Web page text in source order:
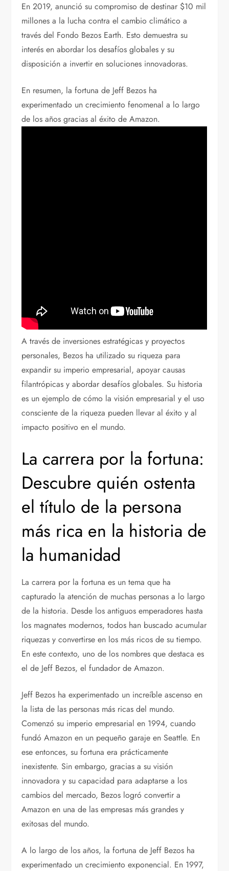
En 2019, anunció su compromiso de destinar $10 mil
millones a la lucha contra el cambio climático a
través del Fondo Bezos Earth. Esto demuestra su
interés en abordar los desafíos globales y su
disposición a invertir en soluciones innovadoras.
En resumen, la fortuna de Jeff Bezos ha
experimentado un crecimiento fenomenal a lo largo
de los años gracias al éxito de Amazon.
A través de inversiones estratégicas y proyectos
personales, Bezos ha utilizado su riqueza para
expandir su imperio empresarial, apoyar causas
filantrópicas y abordar desafíos globales. Su historia
es un ejemplo de cómo la visión empresarial y el uso
consciente de la riqueza pueden llevar al éxito y al
impacto positivo en el mundo.
La carrera por la fortuna:
Descubre quién ostenta
el título de la persona
más rica en la historia de
la humanidad
La carrera por la fortuna es un tema que ha
capturado la atención de muchas personas a lo largo
de la historia. Desde los antiguos emperadores hasta
los magnates modernos, todos han buscado acumular
riquezas y convertirse en los más ricos de su tiempo.
En este contexto, uno de los nombres que destaca es
el de Jeff Bezos, el fundador de Amazon.
Jeff Bezos ha experimentado un increíble ascenso en
la lista de las personas más ricas del mundo.
Comenzó su imperio empresarial en 1994, cuando
fundó Amazon en un pequeño garaje en Seattle. En
ese entonces, su fortuna era prácticamente
inexistente. Sin embargo, gracias a su visión
innovadora y su capacidad para adaptarse a los
cambios del mercado, Bezos logró convertir a
Amazon en una de las empresas más grandes y
exitosas del mundo.
A lo largo de los años, la fortuna de Jeff Bezos ha
experimentado un crecimiento exponencial. En 1997,